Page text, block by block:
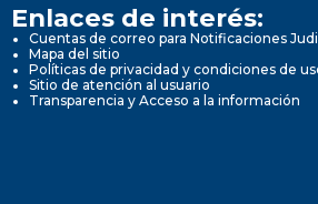
Enlaces de interés:
Cuentas de correo para Notificaciones
Mapa del sitio
Políticas de privacidad y condiciones de
Sitio de atención al usuario
Transparencia y Acceso a la información